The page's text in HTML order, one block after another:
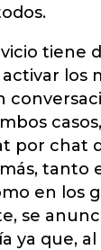
tiene
los
por chat
tanto
en los
se
ya que,